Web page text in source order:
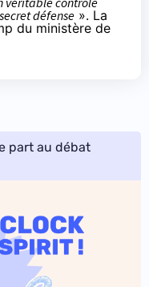
défense ». La
du ministère de
part au débat